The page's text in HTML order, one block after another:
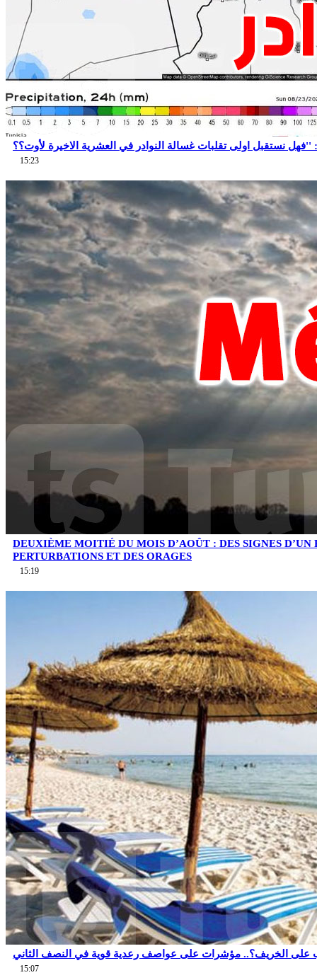
15:23
DEUXIÈME MOITIÉ DU MOIS D’AOÛT : DES SIGNES D’UN
PERTURBATIONS ET DES ORAGES
15:19
على الخريف؟.. مؤشرات على عواصف رعدية قوية في النصف الثاني
15:07